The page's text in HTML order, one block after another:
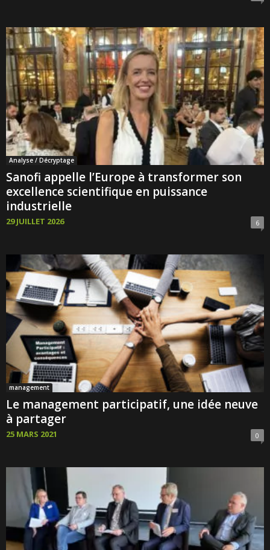
Analyse / Décryptage
Sanofi appelle l’Europe à transformer son
excellence scientifique en puissance
industrielle
29 JUILLET 2026 6
management
Le management participatif, une idée neuve
à partager
25 MARS 2021 0